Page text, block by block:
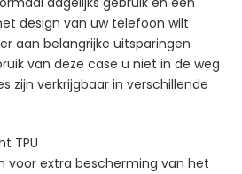
design van uw telefoon wilt
aan belangrijke uitsparingen
van deze case u niet in de weg
zijn verkrijgbaar in verschillende
TPU
voor extra bescherming van het